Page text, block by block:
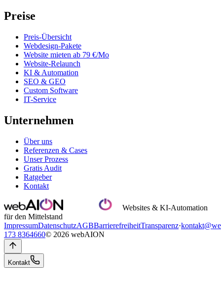
Preise
Preis-Übersicht
Webdesign-Pakete
Website mieten ab 79 €/Mo
Website-Relaunch
KI & Automation
SEO & GEO
Custom Software
IT-Service
Unternehmen
Über uns
Referenzen & Cases
Unser Prozess
Gratis Audit
Ratgeber
Kontakt
Websites & KI-Automation
für den Mittelstand
ImpressumDatenschutzAGBBarrierefreiheitTransparenz·
173 8364660© 2026 webAION
Kontakt